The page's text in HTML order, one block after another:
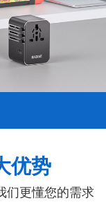
优势
们更懂您的需求